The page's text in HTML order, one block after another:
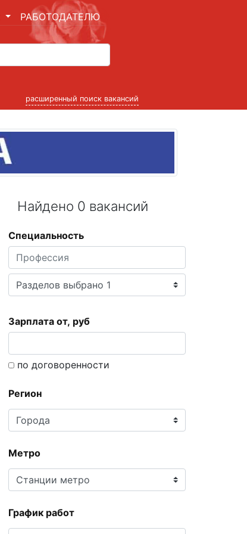
РАБОТОДАТЕЛЮ
расширенный поиск вакансий
Найдено 0 вакансий
Специальность
Зарплата от, руб
по договоренности
Регион
Метро
График работ